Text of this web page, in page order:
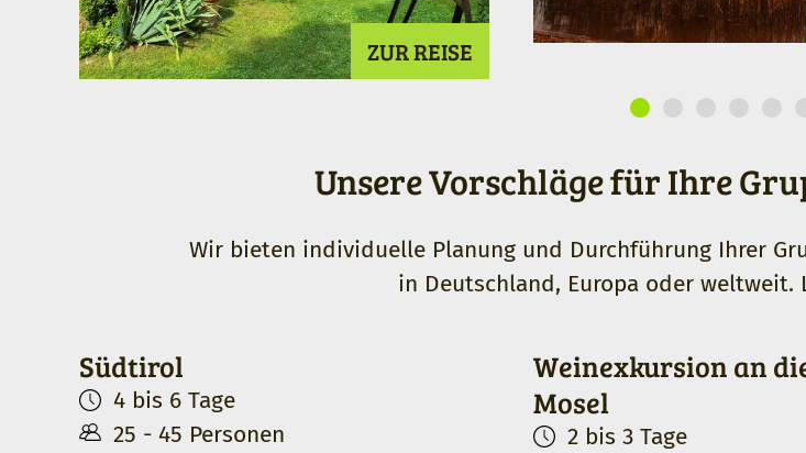
ZUR REISE
Unsere Vorschläge für Ihre
Wir bieten individuelle Planung und Durchführung Ihrer
in Deutschland, Europa oder weltweit.
Südtirol
4 bis 6 Tage
25 - 45 Personen
Weinexkursion an
Mosel
2 bis 3 Tage